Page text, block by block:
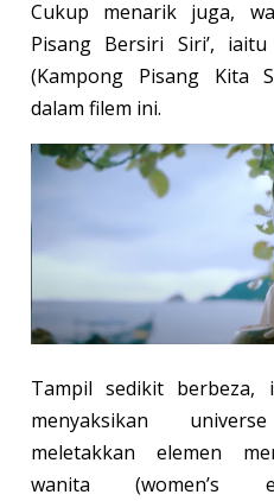
Cukup menarik juga,
Pisang Bersiri Siri’,
(Kampong Pisang Kita
dalam filem ini.
Tampil sedikit berbeza,
menyaksikan
meletakkan elemen
wanita (women’s